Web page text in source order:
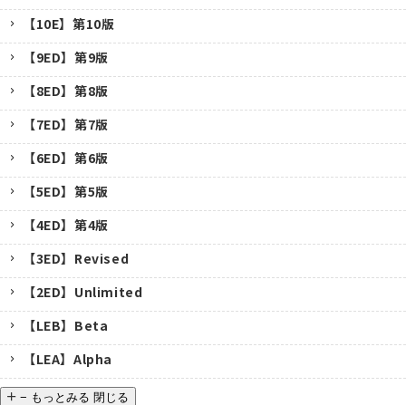
【10E】第10版
【9ED】第9版
【8ED】第8版
【7ED】第7版
【6ED】第6版
【5ED】第5版
【4ED】第4版
【3ED】Revised
【2ED】Unlimited
【LEB】Beta
【LEA】Alpha
− もっとみる 閉じる